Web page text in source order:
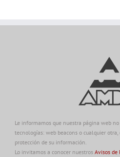
Le informamos que nuestra página web
tecnologías: web beacons o cualquier
protección de su información.
Lo invitamos a conocer nuestros Avisos de